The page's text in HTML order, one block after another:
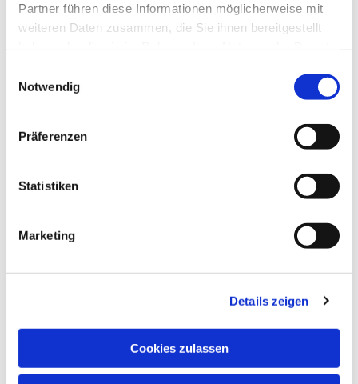
Partner führen diese Informationen möglicherweise mit
weiteren Daten zusammen, die Sie ihnen bereitgestellt
Notwendig
Präferenzen
Statistiken
Marketing
Details zeigen
Cookies zulassen